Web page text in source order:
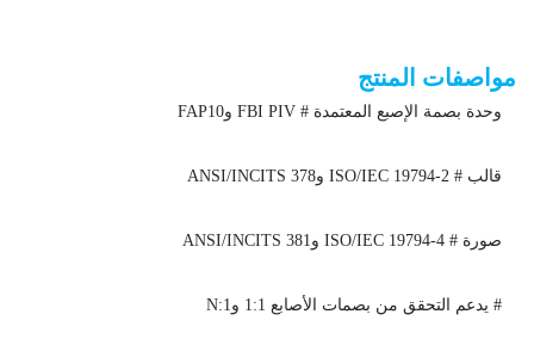
مواصفات المنتج
وحدة بصمة الإصبع المعتمدة # FBI PIV وFAP10
قالب # ISO/IEC 19794-2 وANSI/INCITS 378
صورة # ISO/IEC 19794-4 وANSI/INCITS 381
# يدعم التحقق من بصمات الأصابع 1:1 و1:N